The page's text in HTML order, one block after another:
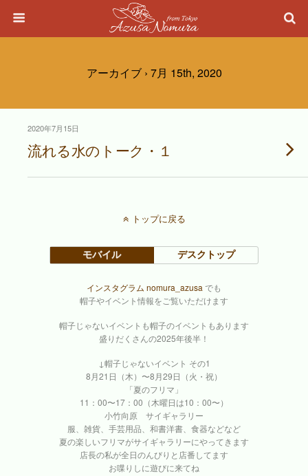
アーカイブ › 7月 15th, 2020
2020年7月15日
流れる水のトーク・１
トップに戻る
モバイル デスクトップ
インスタグラム nomura_azusa でも
帽子やイベント情報をご覧いただけます
帽子じゃないイベントも帽子のイベントもあります
盛りだくさんの2025年後半！
↓帽子じゃないイベント その1
8月21日（木）〜8月29日（火・祝）
「夏のフリマ」
11：00〜17：00（木曜日は10：00〜）
小竹向原 サイギャラリー
服、雑貨、手芸用品、和書洋書、食器などなど
夏の楽しいフリマがサイギャラリーにやってきます
店長の私が全日のんびりと店番してます
お喋りしに遊びに来てね